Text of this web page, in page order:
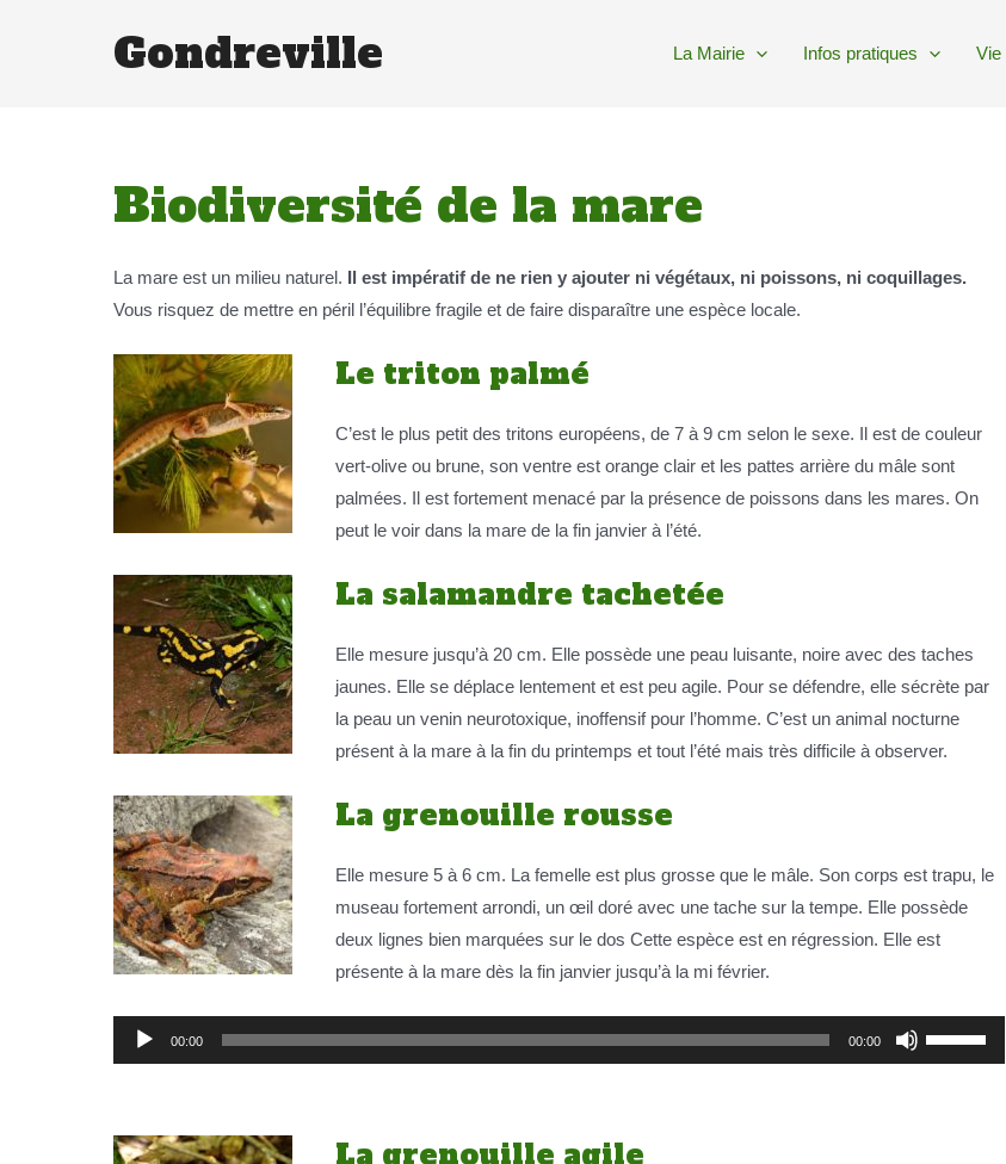
Gondreville La Mairie Infos pratiques Vie
Biodiversité de la mare
La mare est un milieu naturel. Il est impératif de ne rien y ajouter ni végétaux, ni poissons, ni coquillages.
Vous risquez de mettre en péril l’équilibre fragile et de faire disparaître une espèce locale.
Le triton palmé
C’est le plus petit des tritons européens, de 7 à 9 cm selon le sexe. Il est de couleur
vert-olive ou brune, son ventre est orange clair et les pattes arrière du mâle sont
palmées. Il est fortement menacé par la présence de poissons dans les mares. On
peut le voir dans la mare de la fin janvier à l’été.
La salamandre tachetée
Elle mesure jusqu’à 20 cm. Elle possède une peau luisante, noire avec des taches
jaunes. Elle se déplace lentement et est peu agile. Pour se défendre, elle sécrète par
la peau un venin neurotoxique, inoffensif pour l’homme. C’est un animal nocturne
présent à la mare à la fin du printemps et tout l’été mais très difficile à observer.
La grenouille rousse
Elle mesure 5 à 6 cm. La femelle est plus grosse que le mâle. Son corps est trapu, le
museau fortement arrondi, un œil doré avec une tache sur la tempe. Elle possède
deux lignes bien marquées sur le dos Cette espèce est en régression. Elle est
présente à la mare dès la fin janvier jusqu’à la mi février.
Lecteur
audio
00:00 00:00
Utilisez
les
La grenouille agile